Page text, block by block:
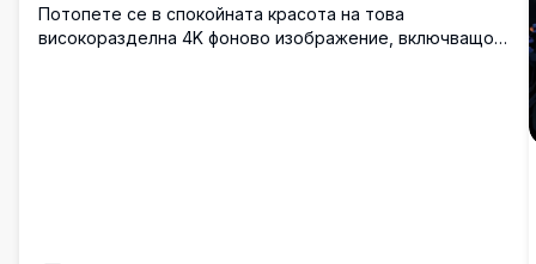
Потопете се в спокойната красота на това
високоразделна 4K фоново изображение, включващо